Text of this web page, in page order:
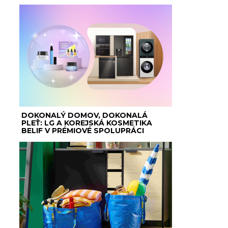
DOKONALÝ DOMOV, DOKONALÁ
PLEŤ: LG A KOREJSKÁ KOSMETIKA
BELIF V PRÉMIOVÉ SPOLUPRÁCI